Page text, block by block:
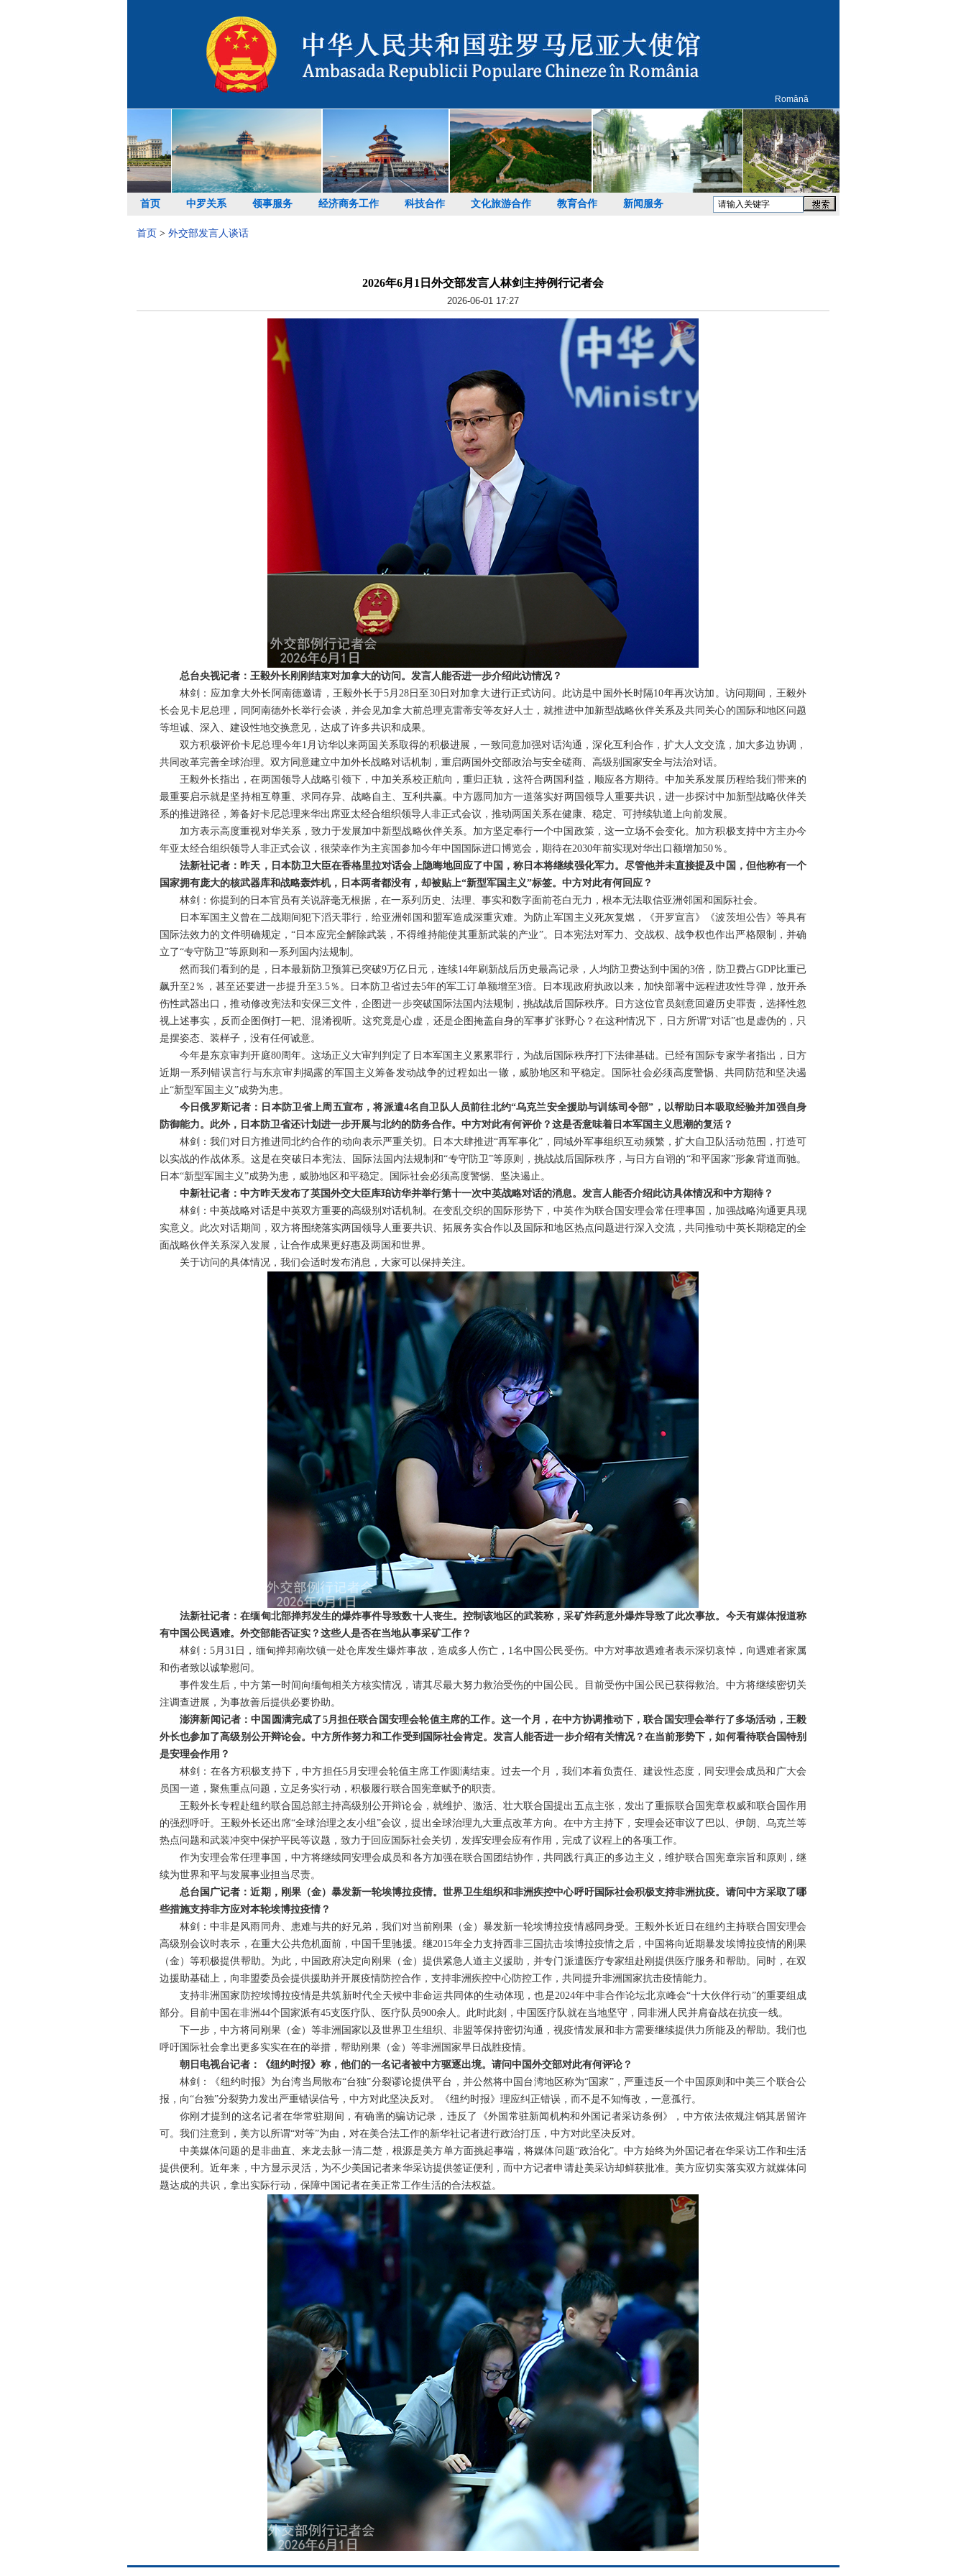
Română
首页 中罗关系 领事服务 经济商务工作 科技合作 文化旅游合作 教育合作 新闻服务
首页 > 外交部发言人谈话
2026年6月1日外交部发言人林剑主持例行记者会
2026-06-01 17:27
总台央视记者：王毅外长刚刚结束对加拿大的访问。发言人能否进一步介绍此访情况？
林剑：应加拿大外长阿南德邀请，王毅外长于5月28日至30日对加拿大进行正式访问。此访是中国外长时隔10年再次访加。访问期间，王毅外
长会见卡尼总理，同阿南德外长举行会谈，并会见加拿大前总理克雷蒂安等友好人士，就推进中加新型战略伙伴关系及共同关心的国际和地区问题
等坦诚、深入、建设性地交换意见，达成了许多共识和成果。
双方积极评价卡尼总理今年1月访华以来两国关系取得的积极进展，一致同意加强对话沟通，深化互利合作，扩大人文交流，加大多边协调，
共同改革完善全球治理。双方同意建立中加外长战略对话机制，重启两国外交部政治与安全磋商、高级别国家安全与法治对话。
王毅外长指出，在两国领导人战略引领下，中加关系校正航向，重归正轨，这符合两国利益，顺应各方期待。中加关系发展历程给我们带来的
最重要启示就是坚持相互尊重、求同存异、战略自主、互利共赢。中方愿同加方一道落实好两国领导人重要共识，进一步探讨中加新型战略伙伴关
系的推进路径，筹备好卡尼总理来华出席亚太经合组织领导人非正式会议，推动两国关系在健康、稳定、可持续轨道上向前发展。
加方表示高度重视对华关系，致力于发展加中新型战略伙伴关系。加方坚定奉行一个中国政策，这一立场不会变化。加方积极支持中方主办今
年亚太经合组织领导人非正式会议，很荣幸作为主宾国参加今年中国国际进口博览会，期待在2030年前实现对华出口额增加50％。
法新社记者：昨天，日本防卫大臣在香格里拉对话会上隐晦地回应了中国，称日本将继续强化军力。尽管他并未直接提及中国，但他称有一个
国家拥有庞大的核武器库和战略轰炸机，日本两者都没有，却被贴上“新型军国主义”标签。中方对此有何回应？
林剑：你提到的日本官员有关说辞毫无根据，在一系列历史、法理、事实和数字面前苍白无力，根本无法取信亚洲邻国和国际社会。
日本军国主义曾在二战期间犯下滔天罪行，给亚洲邻国和盟军造成深重灾难。为防止军国主义死灰复燃，《开罗宣言》《波茨坦公告》等具有
国际法效力的文件明确规定，“日本应完全解除武装，不得维持能使其重新武装的产业”。日本宪法对军力、交战权、战争权也作出严格限制，并确
立了“专守防卫”等原则和一系列国内法规制。
然而我们看到的是，日本最新防卫预算已突破9万亿日元，连续14年刷新战后历史最高记录，人均防卫费达到中国的3倍，防卫费占GDP比重已
飙升至2％，甚至还要进一步提升至3.5％。日本防卫省过去5年的军工订单额增至3倍。日本现政府执政以来，加快部署中远程进攻性导弹，放开杀
伤性武器出口，推动修改宪法和安保三文件，企图进一步突破国际法国内法规制，挑战战后国际秩序。日方这位官员刻意回避历史罪责，选择性忽
视上述事实，反而企图倒打一耙、混淆视听。这究竟是心虚，还是企图掩盖自身的军事扩张野心？在这种情况下，日方所谓“对话”也是虚伪的，只
是摆姿态、装样子，没有任何诚意。
今年是东京审判开庭80周年。这场正义大审判判定了日本军国主义累累罪行，为战后国际秩序打下法律基础。已经有国际专家学者指出，日方
近期一系列错误言行与东京审判揭露的军国主义筹备发动战争的过程如出一辙，威胁地区和平稳定。国际社会必须高度警惕、共同防范和坚决遏
止“新型军国主义”成势为患。
今日俄罗斯记者：日本防卫省上周五宣布，将派遣4名自卫队人员前往北约“乌克兰安全援助与训练司令部”，以帮助日本吸取经验并加强自身
防御能力。此外，日本防卫省还计划进一步开展与北约的防务合作。中方对此有何评价？这是否意味着日本军国主义思潮的复活？
林剑：我们对日方推进同北约合作的动向表示严重关切。日本大肆推进“再军事化”，同域外军事组织互动频繁，扩大自卫队活动范围，打造可
以实战的作战体系。这是在突破日本宪法、国际法国内法规制和“专守防卫”等原则，挑战战后国际秩序，与日方自诩的“和平国家”形象背道而驰。
日本“新型军国主义”成势为患，威胁地区和平稳定。国际社会必须高度警惕、坚决遏止。
中新社记者：中方昨天发布了英国外交大臣库珀访华并举行第十一次中英战略对话的消息。发言人能否介绍此访具体情况和中方期待？
林剑：中英战略对话是中英双方重要的高级别对话机制。在变乱交织的国际形势下，中英作为联合国安理会常任理事国，加强战略沟通更具现
实意义。此次对话期间，双方将围绕落实两国领导人重要共识、拓展务实合作以及国际和地区热点问题进行深入交流，共同推动中英长期稳定的全
面战略伙伴关系深入发展，让合作成果更好惠及两国和世界。
关于访问的具体情况，我们会适时发布消息，大家可以保持关注。
法新社记者：在缅甸北部掸邦发生的爆炸事件导致数十人丧生。控制该地区的武装称，采矿炸药意外爆炸导致了此次事故。今天有媒体报道称
有中国公民遇难。外交部能否证实？这些人是否在当地从事采矿工作？
林剑：5月31日，缅甸掸邦南坎镇一处仓库发生爆炸事故，造成多人伤亡，1名中国公民受伤。中方对事故遇难者表示深切哀悼，向遇难者家属
和伤者致以诚挚慰问。
事件发生后，中方第一时间向缅甸相关方核实情况，请其尽最大努力救治受伤的中国公民。目前受伤中国公民已获得救治。中方将继续密切关
注调查进展，为事故善后提供必要协助。
澎湃新闻记者：中国圆满完成了5月担任联合国安理会轮值主席的工作。这一个月，在中方协调推动下，联合国安理会举行了多场活动，王毅
外长也参加了高级别公开辩论会。中方所作努力和工作受到国际社会肯定。发言人能否进一步介绍有关情况？在当前形势下，如何看待联合国特别
是安理会作用？
林剑：在各方积极支持下，中方担任5月安理会轮值主席工作圆满结束。过去一个月，我们本着负责任、建设性态度，同安理会成员和广大会
员国一道，聚焦重点问题，立足务实行动，积极履行联合国宪章赋予的职责。
王毅外长专程赴纽约联合国总部主持高级别公开辩论会，就维护、激活、壮大联合国提出五点主张，发出了重振联合国宪章权威和联合国作用
的强烈呼吁。王毅外长还出席“全球治理之友小组”会议，提出全球治理九大重点改革方向。在中方主持下，安理会还审议了巴以、伊朗、乌克兰等
热点问题和武装冲突中保护平民等议题，致力于回应国际社会关切，发挥安理会应有作用，完成了议程上的各项工作。
作为安理会常任理事国，中方将继续同安理会成员和各方加强在联合国团结协作，共同践行真正的多边主义，维护联合国宪章宗旨和原则，继
续为世界和平与发展事业担当尽责。
总台国广记者：近期，刚果（金）暴发新一轮埃博拉疫情。世界卫生组织和非洲疾控中心呼吁国际社会积极支持非洲抗疫。请问中方采取了哪
些措施支持非方应对本轮埃博拉疫情？
林剑：中非是风雨同舟、患难与共的好兄弟，我们对当前刚果（金）暴发新一轮埃博拉疫情感同身受。王毅外长近日在纽约主持联合国安理会
高级别会议时表示，在重大公共危机面前，中国千里驰援。继2015年全力支持西非三国抗击埃博拉疫情之后，中国将向近期暴发埃博拉疫情的刚果
（金）等积极提供帮助。为此，中国政府决定向刚果（金）提供紧急人道主义援助，并专门派遣医疗专家组赴刚提供医疗服务和帮助。同时，在双
边援助基础上，向非盟委员会提供援助并开展疫情防控合作，支持非洲疾控中心防控工作，共同提升非洲国家抗击疫情能力。
支持非洲国家防控埃博拉疫情是共筑新时代全天候中非命运共同体的生动体现，也是2024年中非合作论坛北京峰会“十大伙伴行动”的重要组成
部分。目前中国在非洲44个国家派有45支医疗队、医疗队员900余人。此时此刻，中国医疗队就在当地坚守，同非洲人民并肩奋战在抗疫一线。
下一步，中方将同刚果（金）等非洲国家以及世界卫生组织、非盟等保持密切沟通，视疫情发展和非方需要继续提供力所能及的帮助。我们也
呼吁国际社会拿出更多实实在在的举措，帮助刚果（金）等非洲国家早日战胜疫情。
朝日电视台记者：《纽约时报》称，他们的一名记者被中方驱逐出境。请问中国外交部对此有何评论？
林剑：《纽约时报》为台湾当局散布“台独”分裂谬论提供平台，并公然将中国台湾地区称为“国家”，严重违反一个中国原则和中美三个联合公
报，向“台独”分裂势力发出严重错误信号，中方对此坚决反对。《纽约时报》理应纠正错误，而不是不知悔改，一意孤行。
你刚才提到的这名记者在华常驻期间，有确凿的骗访记录，违反了《外国常驻新闻机构和外国记者采访条例》，中方依法依规注销其居留许
可。我们注意到，美方以所谓“对等”为由，对在美合法工作的新华社记者进行政治打压，中方对此坚决反对。
中美媒体问题的是非曲直、来龙去脉一清二楚，根源是美方单方面挑起事端，将媒体问题“政治化”。中方始终为外国记者在华采访工作和生活
提供便利。近年来，中方显示灵活，为不少美国记者来华采访提供签证便利，而中方记者申请赴美采访却鲜获批准。美方应切实落实双方就媒体问
题达成的共识，拿出实际行动，保障中国记者在美正常工作生活的合法权益。